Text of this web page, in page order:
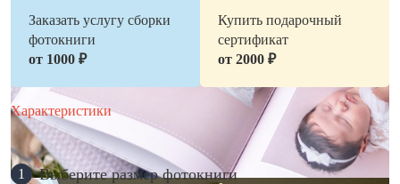
Заказать услугу сборки
фотокниги
от 1000 ₽
Купить подарочный
сертификат
от 2000 ₽
Характеристики
1 Выберите размер фотокниги